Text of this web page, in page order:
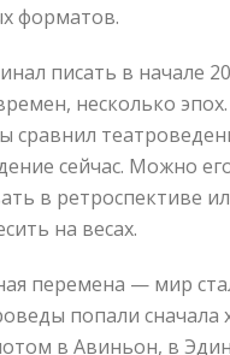
форматов.
писать в начале
несколько
сравнил
сейчас. Можно
в ретроспективе
на весах.
перемена — мир
попали сначала
в Авиньон, в